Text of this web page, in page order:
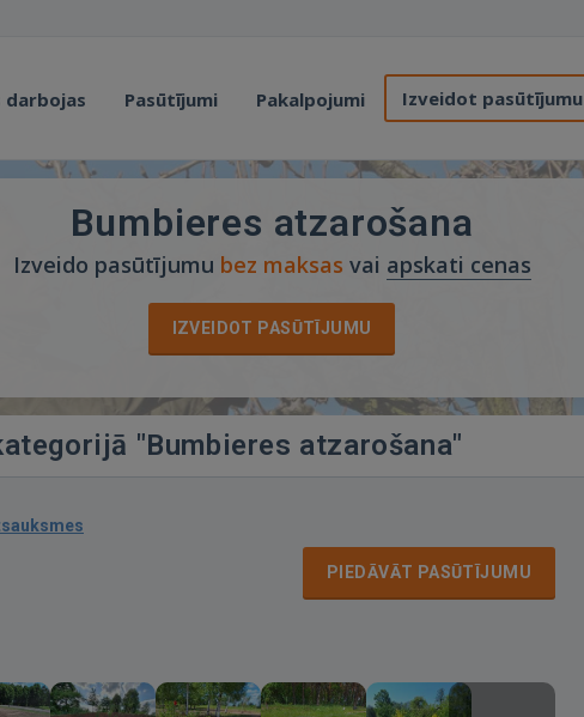
darbojas Pasūtījumi Pakalpojumi Izveidot pasūtījumu
Bumbieres atzarošana
Izveido pasūtījumu bez maksas vai apskati cenas
IZVEIDOT PASŪTĪJUMU
"Bumbieres atzarošana"
PIEDĀVĀT PASŪTĪJUMU